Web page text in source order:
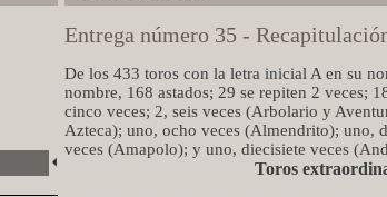
Entrega número 35 -
De los 433 toros con la letra inicial A en su
nombre, 168 astados; 29 se repiten 2 veces;
cinco veces; 2, seis veces (Arbolario y
Azteca); uno, ocho veces (Almendrito); uno,
veces (Amapolo); y uno, diecisiete veces
Toros